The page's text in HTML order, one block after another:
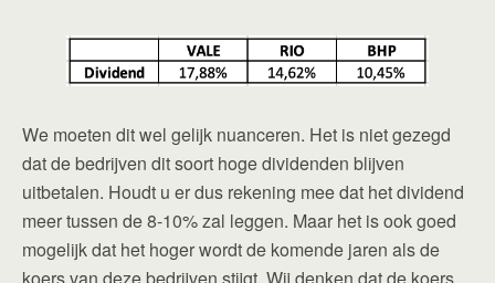
We moeten dit wel gelijk nuanceren. Het is niet gezegd
dat de bedrijven dit soort hoge dividenden blijven
uitbetalen. Houdt u er dus rekening mee dat het dividend
meer tussen de 8-10% zal leggen. Maar het is ook goed
mogelijk dat het hoger wordt de komende jaren als de
koers van deze bedrijven stijgt. Wij denken dat de koers